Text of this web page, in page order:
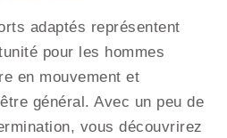
adaptés représentent
pour les hommes
en mouvement et
général. Avec un peu de
vous découvrirez